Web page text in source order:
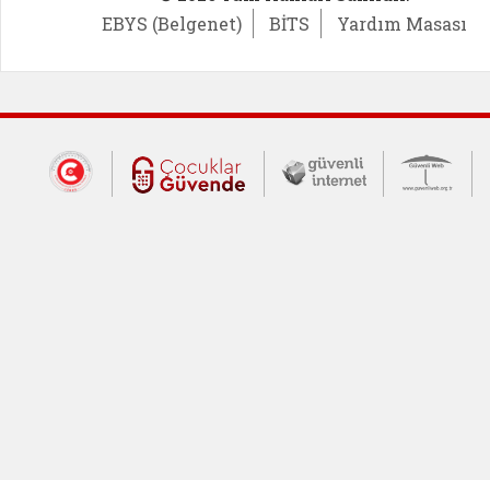
EBYS (Belgenet)
BİTS Yardım Masası
Dış Bağlantılar
Cumhurbaşkanlığı İletişim Merkezi
Çocuklar Güvende (yeni
Güvenli